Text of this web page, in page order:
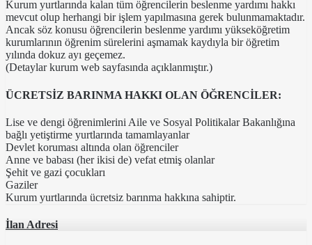
Kurum yurtlarında kalan tüm öğrencilerin beslenme yardımı hakkı
mevcut olup herhangi bir işlem yapılmasına gerek bulunmamaktadır.
Ancak söz konusu öğrencilerin beslenme yardımı yükseköğretim
kurumlarının öğrenim sürelerini aşmamak kaydıyla bir öğretim
yılında dokuz ayı geçemez.
(Detaylar kurum web sayfasında açıklanmıştır.)
ÜCRETSİZ BARINMA HAKKI OLAN ÖĞRENCİLER:
Lise ve dengi öğrenimlerini Aile ve Sosyal Politikalar Bakanlığına
bağlı yetiştirme yurtlarında tamamlayanlar
Devlet koruması altında olan öğrenciler
Anne ve babası (her ikisi de) vefat etmiş olanlar
Şehit ve gazi çocukları
Gaziler
Kurum yurtlarında ücretsiz barınma hakkına sahiptir.
İlan Adresi